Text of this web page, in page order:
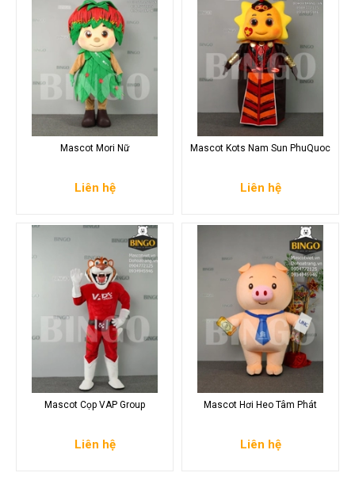
Mascot Mori Nữ
Liên hệ
Mascot Kots Nam Sun PhuQuoc
Liên hệ
Mascot Cọp VAP Group
Liên hệ
Mascot Hơi Heo Tâm Phát
Liên hệ